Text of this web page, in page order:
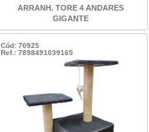
ARRANH. TORE 4 ANDARES
GIGANTE
Cód: 70925
Ref.: 7898491039165